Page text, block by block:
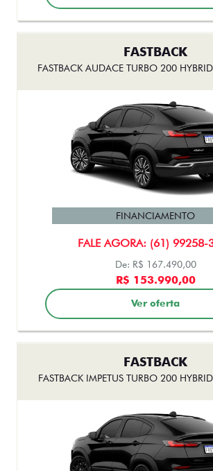
FASTBACK
FASTBACK AUDACE TURBO 200
FALE AGORA: (61) 99258-
FINANCIAMENTO
De: R$ 167.490,00
R$ 153.990,00
Ver oferta
FASTBACK
FASTBACK IMPETUS TURBO 200